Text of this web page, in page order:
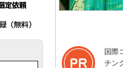
国際
チン